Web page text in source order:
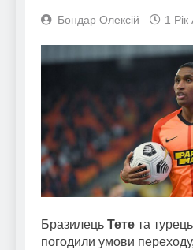
Бондар Олексій 1 Рік
Бразилець Тете та
погодили умови